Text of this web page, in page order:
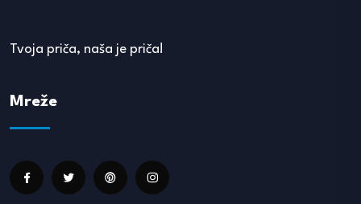
Tvoja priča, naša je priča!
Mreže